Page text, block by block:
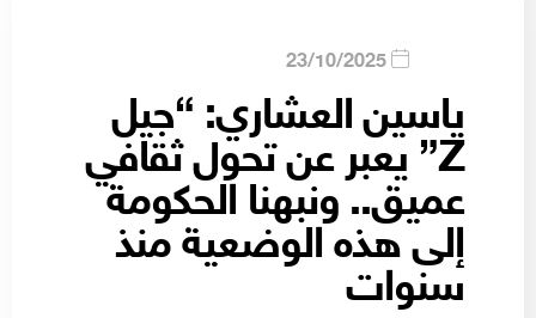
23/10/2025
ياسين العشاري: “جيل
Z” يعبر عن تحول ثقافي
عميق.. ونبهنا الحكومة
إلى هذه الوضعية منذ
سنوات